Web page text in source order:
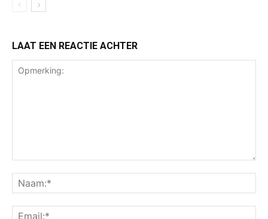
LAAT EEN REACTIE ACHTER